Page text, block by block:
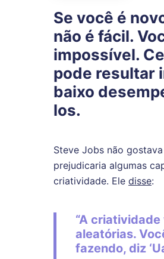
Se você é
não é fácil.
impossível.
pode resultar
baixo
los.
Steve Jobs não
prejudicaria algumas
criatividade. Ele disse:
“A
aleatórias.
fazendo, diz